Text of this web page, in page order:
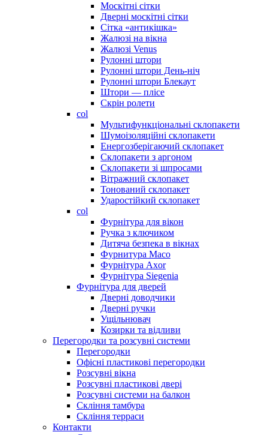
Москітні сітки
Дверні москітні сітки
Сітка «антикішка»
Жалюзі на вікна
Жалюзі Venus
Рулонні штори
Рулонні штори День-ніч
Рулонні штори Блекаут
Штори — плісе
Скрін ролети
col
Мультифункціональні склопакети
Шумоізоляційні склопакети
Енергозберігаючий склопакет
Склопакети з аргоном
Склопакети зі шпросами
Вітражний склопакет
Тонований склопакет
Ударостійкий склопакет
col
Фурнітура для вікон
Ручка з ключиком
Дитяча безпека в вікнах
Фурнитура Maco
Фурнітура Axor
Фурнітура Siegenia
Фурнітура для дверей
Дверні доводчики
Дверні ручки
Ущільнювач
Козирки та відливи
Перегородки та розсувні системи
Перегородки
Офісні пластикові перегородки
Розсувні вікна
Розсувні пластикові двері
Розсувні системи на балкон
Скління тамбура
Скління терраси
Контакти